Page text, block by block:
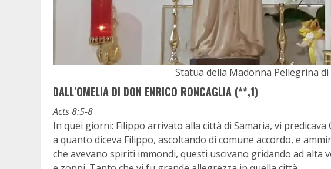
Statua della Madonna Pellegrina
DALL’OMELIA DI DON ENRICO RONCAGLIA (**,1)
Acts 8:5-8
In quei giorni: Filippo arrivato alla città di Samaria, vi
a quanto diceva Filippo, ascoltando di comune accordo, e
che avevano spiriti immondi, questi uscivano gridando ad alta